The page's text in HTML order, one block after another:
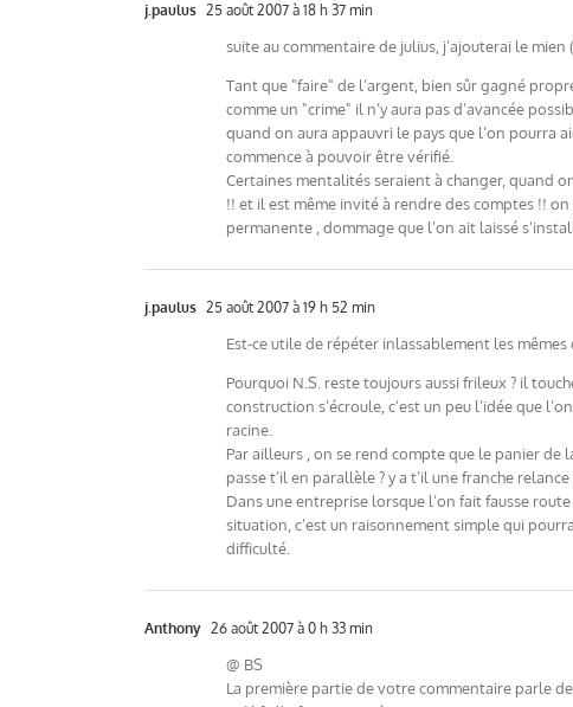
j.paulus 25 août 2007 à 18 h 37 min
suite au commentaire de julius, j’ajouterai le mien
Tant que "faire" de l’argent, bien sûr gagné
comme un "crime" il n’y aura pas d’avancée
quand on aura appauvri le pays que l’on pourra
commence à pouvoir être vérifié.
Certaines mentalités seraient à changer, quand
!! et il est même invité à rendre des comptes !!
permanente , dommage que l’on ait laissé
j.paulus 25 août 2007 à 19 h 52 min
Est-ce utile de répéter inlassablement les mêmes
Pourquoi N.S. reste toujours aussi frileux ? il
construction s’écroule, c’est un peu l’idée que
racine.
Par ailleurs , on se rend compte que le panier de
passe t’il en parallèle ? y a t’il une franche relance
Dans une entreprise lorsque l’on fait fausse
situation, c’est un raisonnement simple qui
difficulté.
Anthony 26 août 2007 à 0 h 33 min
@ BS
La première partie de votre commentaire parle